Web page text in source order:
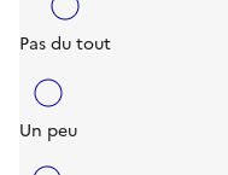
Pas du tout
Un peu